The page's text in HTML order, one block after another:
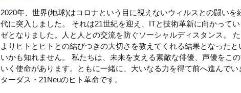
2020年、世界(地球)はコロナという目に視えないウィルスとの闘いを
代に突入しました。 それは21世紀を迎え、ITと技術革新に向かって
ゼとなりました。人と人との交流を防ぐソーシャルディスタンス。 た
よりヒトとヒトとの結びつきの大切さを教えてくれる結果となった
いかも知れません。 私たちは、未来を支える素敵な俳優、声優をこ
いく使命があります。ともに一緒に、大いなる力を得て前へ進んでい
ターダス・21Neuのヒト革命です。